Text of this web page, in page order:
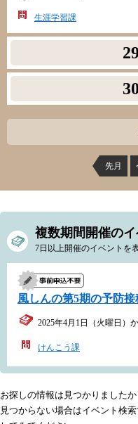
生涯学習課
30
先月
複数期間開催のイ
7日以上開催のイベントを
風しんの第5期の予防
2025年4月1日（火曜日）
けんこう課
お探しの情報は見つかりましたか
見つからない場合はイベント検